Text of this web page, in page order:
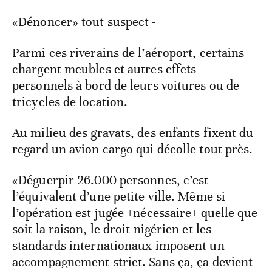
«Dénoncer» tout suspect -
Parmi ces riverains de l’aéroport, certains
chargent meubles et autres effets
personnels à bord de leurs voitures ou de
tricycles de location.
Au milieu des gravats, des enfants fixent du
regard un avion cargo qui décolle tout près.
«Déguerpir 26.000 personnes, c’est
l’équivalent d’une petite ville. Même si
l’opération est jugée +nécessaire+ quelle que
soit la raison, le droit nigérien et les
standards internationaux imposent un
accompagnement strict. Sans ça, ça devient